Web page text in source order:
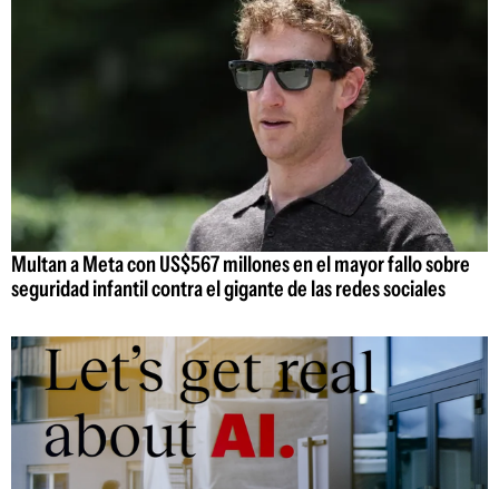
Multan a Meta con US$567 millones en el mayor fallo sobre
seguridad infantil contra el gigante de las redes sociales